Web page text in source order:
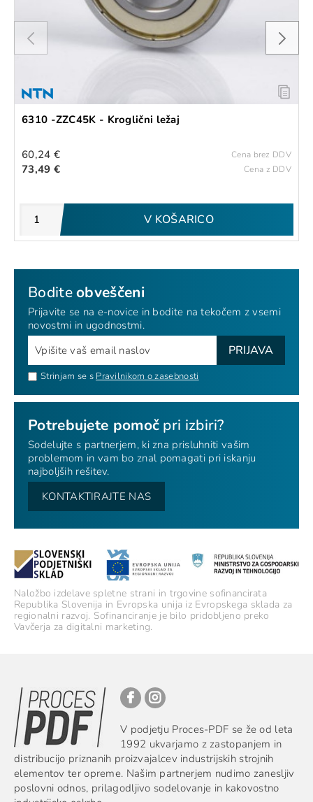
6310 -ZZC45K - Kroglični ležaj
Cena brez DDV
60,24 €
Cena z DDV
73,49 €
V KOŠARICO
Boditeobveščeni
Prijavite se na e-novice in bodite na tekočem z vsemi
novostmi in ugodnostmi.
Strinjam se s Pravilnikom o zasebnosti
PRIJAVA
Potrebujete pomoč pri izbiri?
Sodelujte s partnerjem, ki zna prisluhniti vašim
problemom in vam bo znal pomagati pri iskanju
najboljših rešitev.
KONTAKTIRAJTE NAS
Naložbo izdelave spletne strani in trgovine sofinancirata
Republika Slovenija in Evropska unija iz Evropskega sklada za
regionalni razvoj. Sofinanciranje je bilo pridobljeno preko
Vavčerja za digitalni marketing.
V podjetju Proces-PDF se že od leta
1992 ukvarjamo z zastopanjem in
distribucijo priznanih proizvajalcev industrijskih strojnih
elementov ter opreme. Našim partnerjem nudimo zanesljiv
poslovni odnos, prilagodljivo sodelovanje in kakovostno